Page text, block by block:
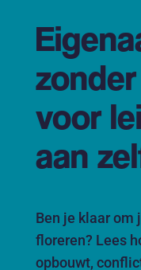
voor
aan
Ben je klaar om
floreren? Lees
opbouwt,